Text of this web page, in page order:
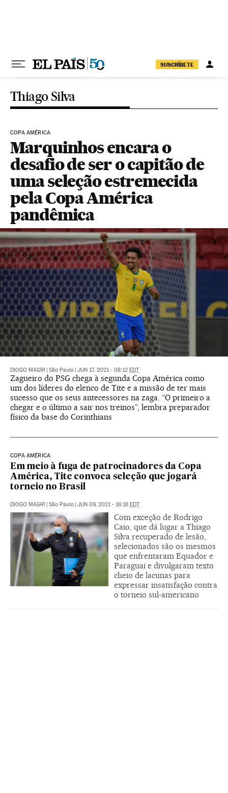
SUSCRÍBETE
Thiago Silva
COPA AMÉRICA
Marquinhos encara o
desafio de ser o capitão de
uma seleção estremecida
pela Copa América
pandêmica
DIOGO MAGRI São Paulo JUN 17, 2021 - 08:12 EDT
Zagueiro do PSG chega à segunda Copa América como
um dos líderes do elenco de Tite e a missão de ter mais
sucesso que os seus antecessores na zaga. “O primeiro a
chegar e o último a sair nos treinos”, lembra preparador
físico da base do Corinthians
COPA AMÉRICA
Em meio à fuga de patrocinadores da Copa
América, Tite convoca seleção que jogará
torneio no Brasil
DIOGO MAGRI São Paulo JUN 09, 2021 - 16:18 EDT
Com exceção de Rodrigo
Caio, que dá lugar a Thiago
Silva recuperado de lesão,
selecionados são os mesmos
que enfrentaram Equador e
Paraguai e divulgaram texto
cheio de lacunas para
expressar insatisfação contra
o torneio sul-americano